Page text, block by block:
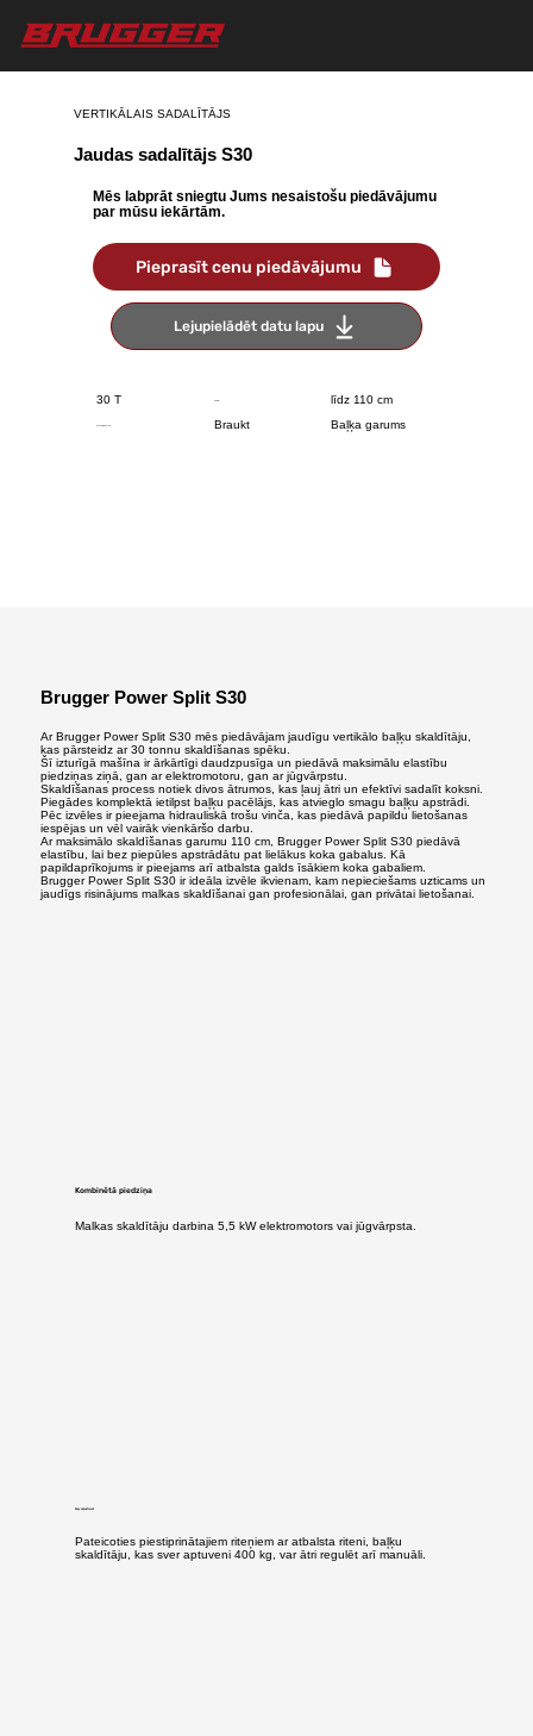
Brugger Power Split S30
Ar Brugger Power Split S30 mēs piedāvājam jaudīgu vertikālo baļķu skaldītāju,
kas pārsteidz ar 30 tonnu skaldīšanas spēku.
Šī izturīgā mašīna ir ārkārtīgi daudzpusīga un piedāvā maksimālu elastību
piedziņas ziņā, gan ar elektromotoru, gan ar jūgvārpstu.
Skaldīšanas process notiek divos ātrumos, kas ļauj ātri un efektīvi sadalīt koksni.
Piegādes komplektā ietilpst baļķu pacēlājs, kas atvieglo smagu baļķu apstrādi.
Pēc izvēles ir pieejama hidrauliskā trošu vinča, kas piedāvā papildu lietošanas
iespējas un vēl vairāk vienkāršo darbu.
Ar maksimālo skaldīšanas garumu 110 cm, Brugger Power Split S30 piedāvā
elastību, lai bez piepūles apstrādātu pat lielākus koka gabalus. Kā
papildaprīkojums ir pieejams arī atbalsta galds īsākiem koka gabaliem.
Brugger Power Split S30 ir ideāla izvēle ikvienam, kam nepieciešams uzticams un
jaudīgs risinājums malkas skaldīšanai gan profesionālai, gan privātai lietošanai.
VERTIKĀLAIS SADALĪTĀJS
Jaudas sadalītājs S30
Mēs labprāt sniegtu Jums nesaistošu piedāvājumu
par mūsu iekārtām.
Pieprasīt cenu piedāvājumu
Lejupielādēt datu lapu
30 T
līdz 110 cm
Baļķa garums
Braukt
Kombinētā piedziņa
Malkas skaldītāju darbina 5,5 kW elektromotors vai jūgvārpsta.
Easy adjustment
Pateicoties piestiprinātajiem riteņiem ar atbalsta riteni, baļķu
skaldītāju, kas sver aptuveni 400 kg, var ātri regulēt arī manuāli.